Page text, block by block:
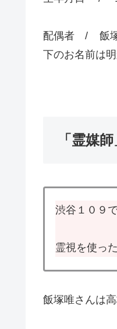
配偶者 / 飯塚
下のお名前は
「霊媒
渋谷１０９
霊視を使っ
飯塚唯さんは